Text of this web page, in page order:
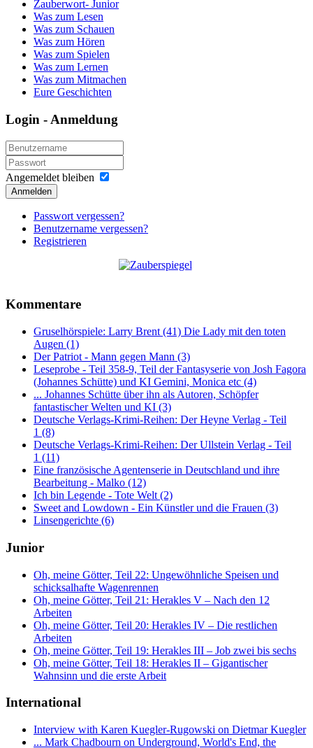
Zauberwort- Junior
Was zum Lesen
Was zum Schauen
Was zum Hören
Was zum Spielen
Was zum Lernen
Was zum Mitmachen
Eure Geschichten
Login - Anmeldung
Angemeldet bleiben
Anmelden
Passwort vergessen?
Benutzername vergessen?
Registrieren
Kommentare
Gruselhörspiele: Larry Brent (41) Die Lady mit den toten
Augen (1)
Der Patriot - Mann gegen Mann (3)
Leseprobe - Teil 358-9, Teil der Fantasyserie von Josh Fagora
(Johannes Schütte) und KI Gemini, Monica etc (4)
... Johannes Schütte über ihn als Autoren, Schöpfer
fantastischer Welten und KI (3)
Deutsche Verlags-Krimi-Reihen: Der Heyne Verlag - Teil
1 (8)
Deutsche Verlags-Krimi-Reihen: Der Ullstein Verlag - Teil
1 (11)
Eine französische Agentenserie in Deutschland und ihre
Bearbeitung - Malko (12)
Ich bin Legende - Tote Welt (2)
Sweet and Lowdown - Ein Künstler und die Frauen (3)
Linsengerichte (6)
Junior
Oh, meine Götter, Teil 22: Ungewöhnliche Speisen und
schicksalhafte Wagenrennen
Oh, meine Götter, Teil 21: Herakles V – Nach den 12
Arbeiten
Oh, meine Götter, Teil 20: Herakles IV – Die restlichen
Arbeiten
Oh, meine Götter, Teil 19: Herakles III – Job zwei bis sechs
Oh, meine Götter, Teil 18: Herakles II – Gigantischer
Wahnsinn und die erste Arbeit
International
Interview with Karen Kuegler-Rugowski on Dietmar Kuegler
... Mark Chadbourn on Underground, World's End, the